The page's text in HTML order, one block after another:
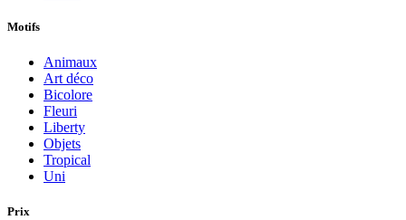
Motifs
Animaux
Art déco
Bicolore
Fleuri
Liberty
Objets
Tropical
Uni
Prix